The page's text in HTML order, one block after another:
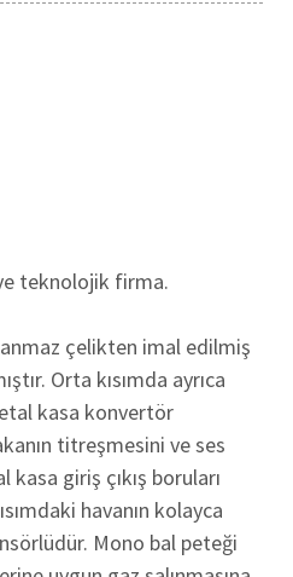
teknolojik firma.
çelikten imal edilmiş
Orta kısımda ayrıca
kasa konvertör
titreşmesini ve ses
kasa giriş çıkış boruları
havanın kolayca
Mono bal peteği